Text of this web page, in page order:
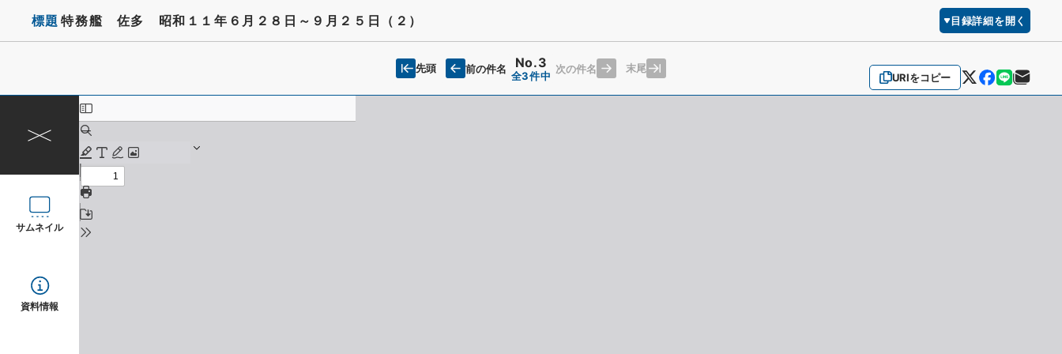
標題 特務艦 佐多 昭和１１年６月２８日～９月２５日（２） 目録詳細を開く
URIをコピー
先頭 前の件名 No.3
全3件中
次の件名 末尾
サムネイル
資料情報